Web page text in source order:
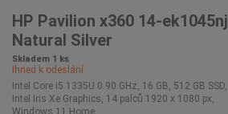
HP Pavilion x360 14-ek1045nj
Natural Silver
Skladem 1 ks
Ihned k odeslání
Intel Core i5 1335U 0.90 GHz, 16 GB, 512 GB SSD,
Intel Iris Xe Graphics, 14 palců 1920 x 1080 px,
Windows 11 Home